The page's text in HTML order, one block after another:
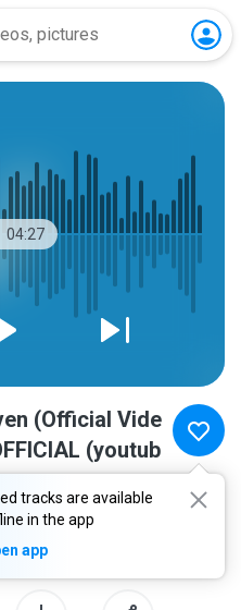
04:27
tracks are available
in the app
app
(Official Vide
(youtub